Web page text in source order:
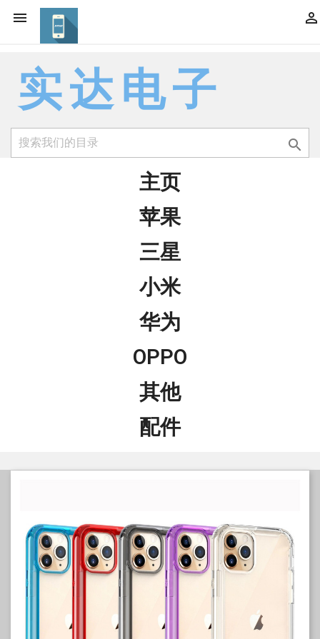
 
实达电子

主页
苹果
三星
小米
华为
OPPO
其他
配件